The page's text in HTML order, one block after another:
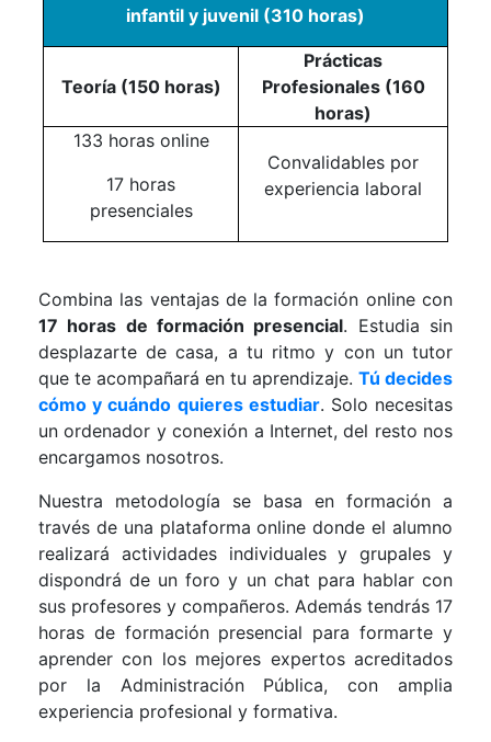
infantil y juvenil (310 horas)
Teoría (150 horas)
Prácticas
Profesionales (160
horas)
133 horas online
17 horas
presenciales
Convalidables por
experiencia laboral
Combina las ventajas de la formación online con
17 horas de formación presencial. Estudia sin
desplazarte de casa, a tu ritmo y con un tutor
que te acompañará en tu aprendizaje. Tú decides
cómo y cuándo quieres estudiar. Solo necesitas
un ordenador y conexión a Internet, del resto nos
encargamos nosotros.
Nuestra metodología se basa en formación a
través de una plataforma online donde el alumno
realizará actividades individuales y grupales y
dispondrá de un foro y un chat para hablar con
sus profesores y compañeros. Además tendrás 17
horas de formación presencial para formarte y
aprender con los mejores expertos acreditados
por la Administración Pública, con amplia
experiencia profesional y formativa.